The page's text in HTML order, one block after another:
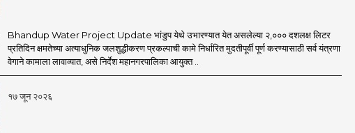
Bhandup Water Project Update भांडुप येथे उभारण्यात येत असलेल्या २,००० दशलक्ष लिटर
प्रतिदिन क्षमतेच्या अत्याधुनिक जलशुद्धीकरण प्रकल्पाची कामे निर्धारित मुदतीपूर्वी पूर्ण करण्यासाठी सर्व यंत्रणा
वेगाने कामाला लावाव्यात, असे निर्देश महानगरपालिका आयुक्त ..
१७ जून २०२६